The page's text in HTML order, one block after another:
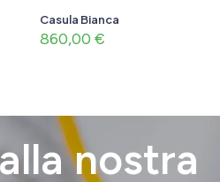
Casula Bianca
860,00 €
nostra